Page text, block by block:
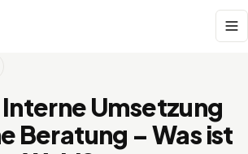
Umsetzung
Beratung – Was ist